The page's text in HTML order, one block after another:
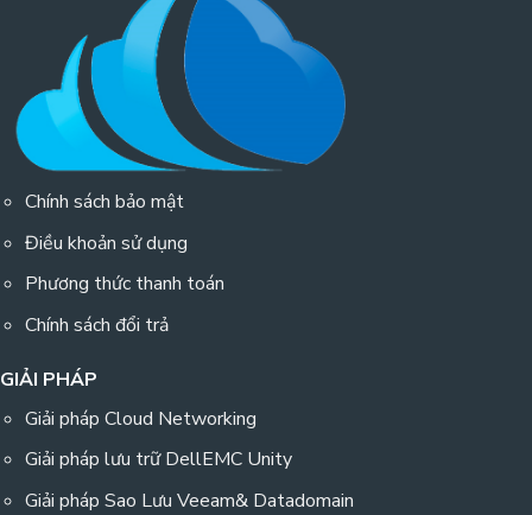
Chính sách bảo mật
Điều khoản sử dụng
Phương thức thanh toán
Chính sách đổi trả
GIẢI PHÁP
Giải pháp Cloud Networking
Giải pháp lưu trữ DellEMC Unity
Giải pháp Sao Lưu Veeam& Datadomain